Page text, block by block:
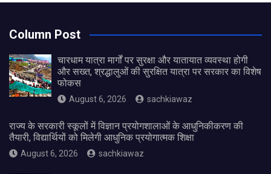
Column Post
चारधाम यात्रा मार्गों पर सुरक्षा और यातायात व्यवस्था होगी
और सख्त, श्रद्धालुओं की सुरक्षित यात्रा पर सरकार का विशेष
फोकस
August 6, 2026 sachkiawaz
राज्य के सरकारी स्कूलों में विज्ञान प्रयोगशालाओं के आधुनिकीकरण की
तैयारी, विद्यार्थियों को मिलेगी आधुनिक प्रयोगात्मक शिक्षा
August 6, 2026 sachkiawaz